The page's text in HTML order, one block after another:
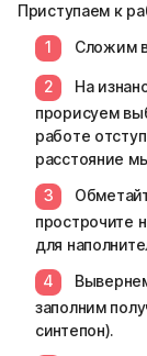
Приступаем к
Сложим
На
прорисуем
работе
расстояние
прострочите
для
заполним
синтепон).